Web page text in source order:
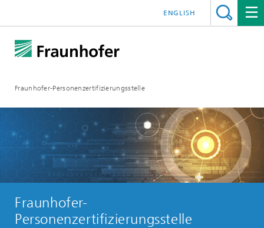
Fraunhofer-Personenzertifizierungsstelle
ENGLISH
Fraunhofer-
Personenzertifizierungsstelle